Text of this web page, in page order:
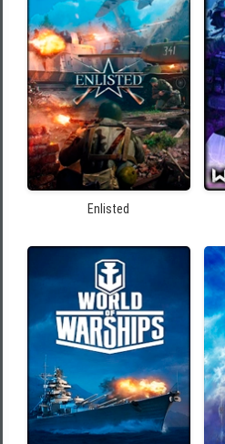
Enlisted